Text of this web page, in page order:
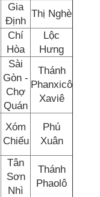
Gia
Định
Thị Nghè
Chí
Hòa
Lộc
Hưng
Sài
Gòn -
Chợ
Quán
Thánh
Phanxicô
Xaviê
Xóm
Chiếu
Phú
Xuân
Tân
Sơn
Nhì
Thánh
Phaolô